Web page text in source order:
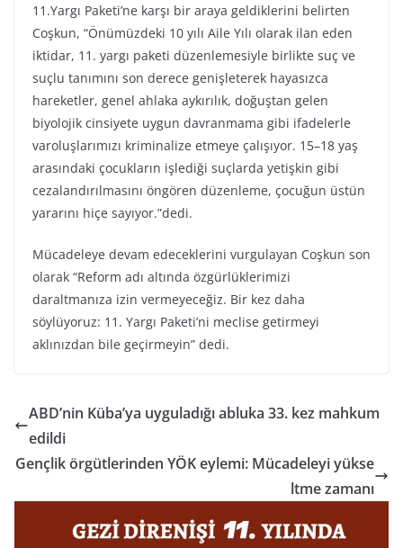
11.Yargı Paketi’ne karşı bir araya geldiklerini belirten
Coşkun, “Önümüzdeki 10 yılı Aile Yılı olarak ilan eden
iktidar, 11. yargı paketi düzenlemesiyle birlikte suç ve
suçlu tanımını son derece genişleterek hayasızca
hareketler, genel ahlaka aykırılık, doğuştan gelen
biyolojik cinsiyete uygun davranmama gibi ifadelerle
varoluşlarımızı kriminalize etmeye çalışıyor. 15–18 yaş
arasındaki çocukların işlediği suçlarda yetişkin gibi
cezalandırılmasını öngören düzenleme, çocuğun üstün
yararını hiçe sayıyor.”dedi.
Mücadeleye devam edeceklerini vurgulayan Coşkun son
olarak “Reform adı altında özgürlüklerimizi
daraltmanıza izin vermeyeceğiz. Bir kez daha
söylüyoruz: 11. Yargı Paketi’ni meclise getirmeyi
aklınızdan bile geçirmeyin” dedi.
ABD’nin Küba’ya uyguladığı abluka 33. kez mahkum
edildi
Gençlik örgütlerinden YÖK eylemi: Mücadeleyi yükse
ltme zamanı